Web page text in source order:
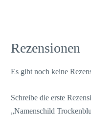
Rezensionen
Es gibt noch keine
Schreibe die erste
„Namenschild